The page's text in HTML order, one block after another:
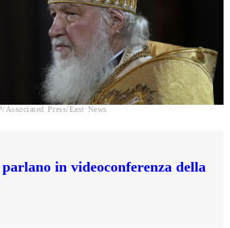
Associated Press/East News
in videoconferenza della